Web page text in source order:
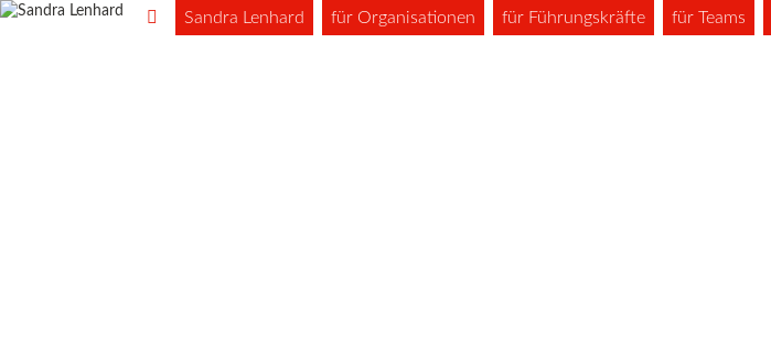
Sandra Lenhard für Organisationen für Führungskräfte für Teams